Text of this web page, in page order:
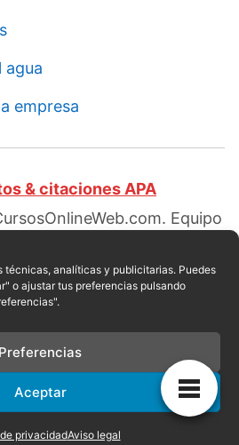
técnicas, analíticas y publicitarias. Puedes
o ajustar tus preferencias pulsando
Aceptar
Preferencias
privacidadAviso legal
agua
empresa
& citaciones APA
Equipo
Escrito por:Raul E.
en fecha 08, 2026, desde
vida.html
|Mapa|Contacto